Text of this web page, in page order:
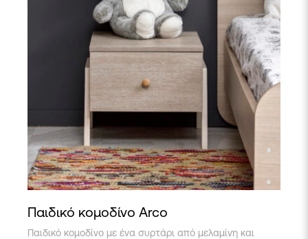
Παιδικό κομοδίνο Arco
Παιδικό κομοδίνο με ένα συρτάρι από μελαμίνη και